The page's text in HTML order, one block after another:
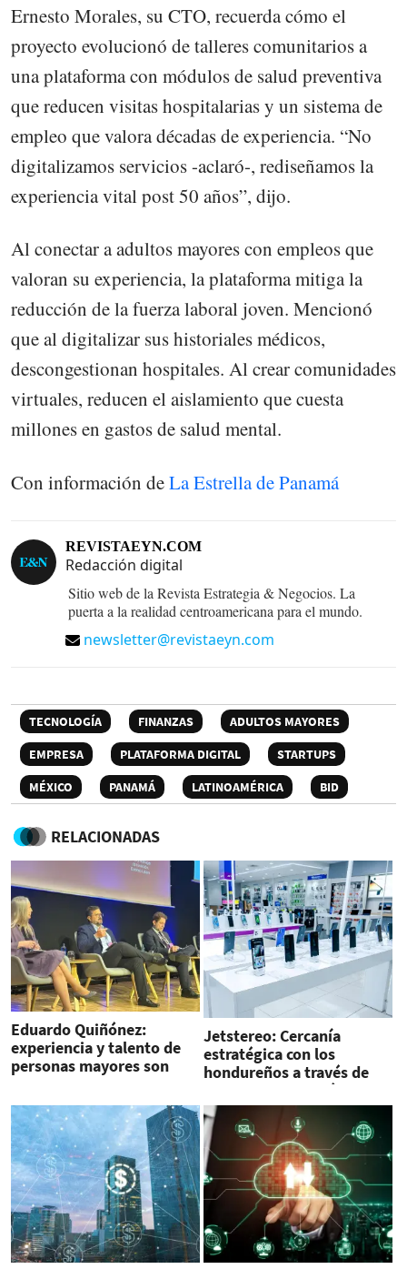
Ernesto Morales, su CTO, recuerda cómo el
proyecto evolucionó de talleres comunitarios a
una plataforma con módulos de salud preventiva
que reducen visitas hospitalarias y un sistema de
empleo que valora décadas de experiencia. “No
digitalizamos servicios -aclaró-, rediseñamos la
experiencia vital post 50 años”, dijo.
Al conectar a adultos mayores con empleos que
valoran su experiencia, la plataforma mitiga la
reducción de la fuerza laboral joven. Mencionó
que al digitalizar sus historiales médicos,
descongestionan hospitales. Al crear comunidades
virtuales, reducen el aislamiento que cuesta
millones en gastos de salud mental.
Con información deLa Estrella de Panamá
REVISTAEYN.COM
Redacción digital
Sitio web de la Revista Estrategia & Negocios. La
puerta a la realidad centroamericana para el mundo.
newsletter@revistaeyn.com
TECNOLOGÍA FINANZAS
ADULTOS MAYORES
EMPRESA
PLATAFORMA DIGITAL
STARTUPS
MÉXICO
PANAMÁ LATINOAMÉRICA BID
RELACIONADAS
Eduardo Quiñónez:
experiencia y talento de
personas mayores son
comunidades más
humanas
Jetstereo: Cercanía
estratégica con los
hondureños a través de
soluciones tecnológicas e
innovación